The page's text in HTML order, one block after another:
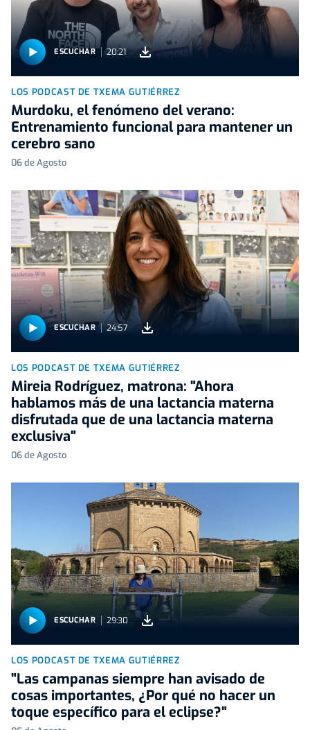
ESCUCHAR 20:21
LOS PODCAST DE TXEMA GUTIÉRREZ
Murdoku, el fenómeno del verano:
Entrenamiento funcional para mantener un
cerebro sano
06 de Agosto
ESCUCHAR 24:57
LOS PODCAST DE TXEMA GUTIÉRREZ
Mireia Rodríguez, matrona: "Ahora
hablamos más de una lactancia materna
disfrutada que de una lactancia materna
exclusiva"
06 de Agosto
ESCUCHAR 29:30
LOS PODCAST DE TXEMA GUTIÉRREZ
"Las campanas siempre han avisado de
cosas importantes, ¿Por qué no hacer un
toque específico para el eclipse?"